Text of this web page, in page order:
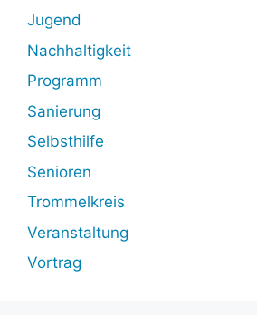
Jugend
Nachhaltigkeit
Programm
Sanierung
Selbsthilfe
Senioren
Trommelkreis
Veranstaltung
Vortrag